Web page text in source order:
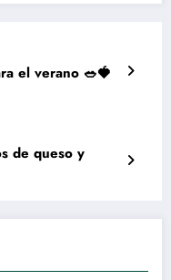
el verano 🥗🍓
de queso y